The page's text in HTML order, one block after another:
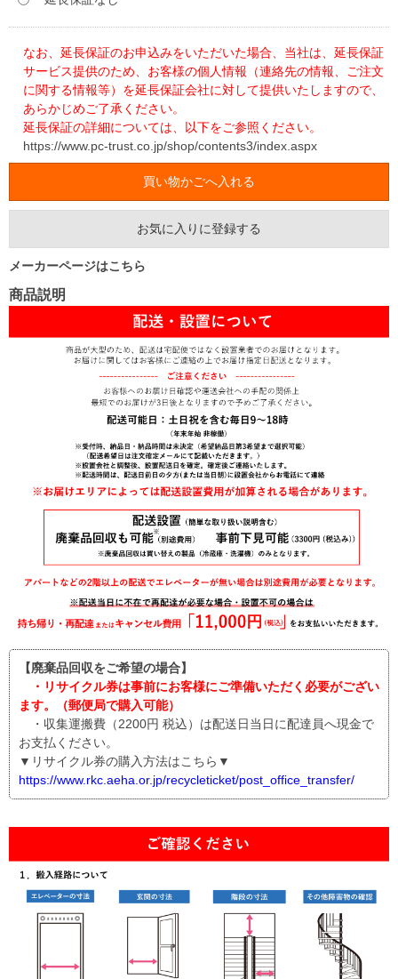
なお、延長保証のお申込みをいただいた場合、当社は、延長保証
サービス提供のため、お客様の個人情報（連絡先の情報、ご注文
に関する情報等）を延長保証会社に対して提供いたしますので、
あらかじめご了承ください。
延長保証の詳細については、以下をご参照ください。
https://www.pc-trust.co.jp/shop/contents3/index.aspx
お気に入りに登録する
メーカーページはこちら
商品説明
【廃棄品回収をご希望の場合】
・リサイクル券は事前にお客様にご準備いただく必要がござい
ます。（郵便局で購入可能）
・収集運搬費（2200円 税込）は配送日当日に配達員へ現金で
お支払ください。
▼リサイクル券の購入方法はこちら▼
https://www.rkc.aeha.or.jp/recycleticket/post_office_transfer/